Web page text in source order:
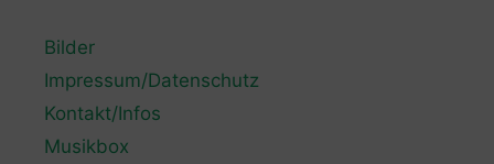
Bilder
Impressum/Datenschutz
Kontakt/Infos
Musikbox